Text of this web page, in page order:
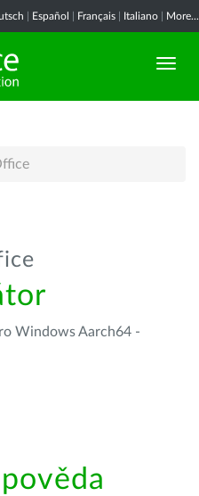
Español Français Italiano More...
Windows Aarch64 -